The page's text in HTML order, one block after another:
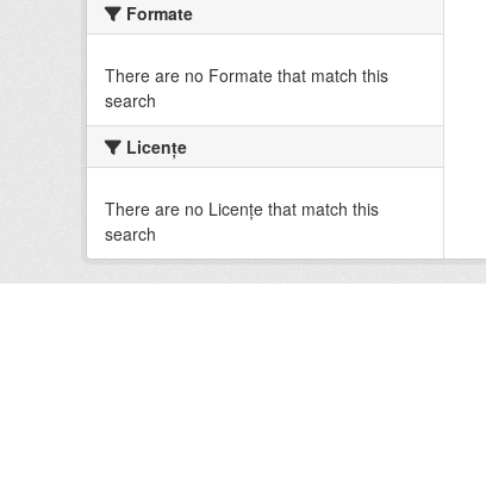
Formate
There are no Formate that match this
search
Licenţe
There are no Licenţe that match this
search